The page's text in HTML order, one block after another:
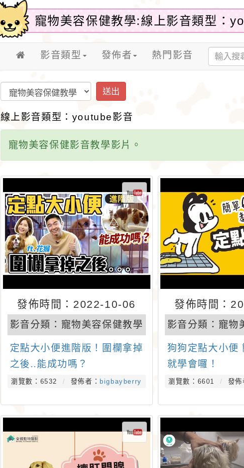
寵物美容保健教學:線上影音類型：
影音類型 發佈者 熱門影音
送出
線上影音類型：youtube影音
寵物美容保健影音教學影片。
發佈時間：2022-10-06
影音分類： 寵物美容保健教學
定點大小便進階版！圍欄拿掉
之後..能成功嗎？
瀏覽數：6532 發佈者： bigbayberry
發佈時間：
影音分類： 寵物
狗狗定點大小便
就學會囉！
瀏覽數：6601 發佈